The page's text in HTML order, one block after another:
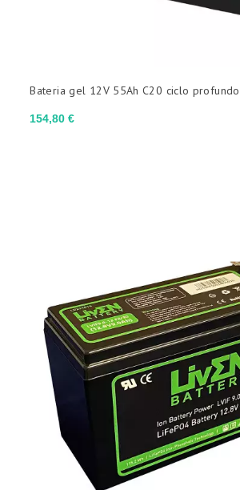
Preço
154,80 €
Bateria gel 12V 55Ah C20 ciclo